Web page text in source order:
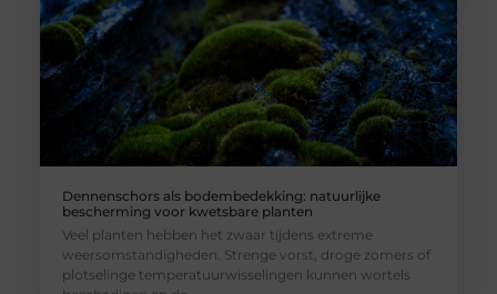
Dennenschors als bodembedekking: natuurlijke
bescherming voor kwetsbare planten
Veel planten hebben het zwaar tijdens extreme
weersomstandigheden. Strenge vorst, droge zomers of
plotselinge temperatuurwisselingen kunnen wortels